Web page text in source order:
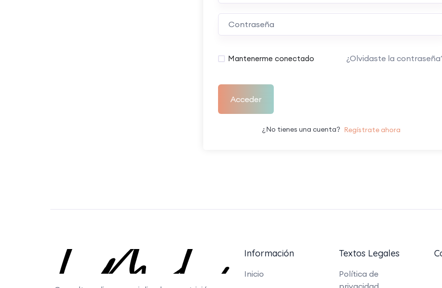
Mantenerme conectado ¿Olvidaste la
Acceder
¿No tienes una cuenta? Regístrate ahora
Información
Inicio
Textos Legales
Política de
privacidad